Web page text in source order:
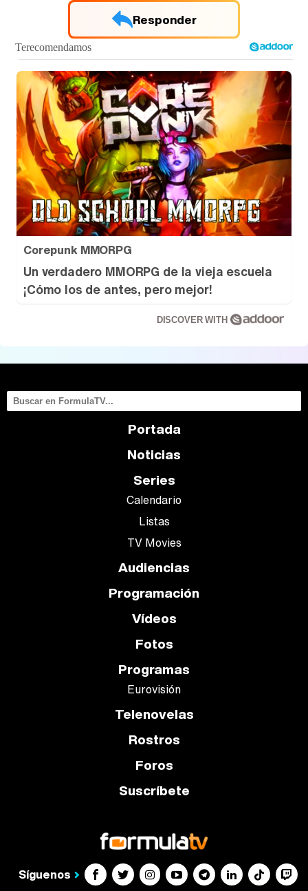
Tráiler en catalán de 'Ravalear', la nueva serie de HBO Max sobre los fondos buitre
Tráiler de la tercera temporada de 'The Walking Dead: Dead City' de AMC+
Responder
Corepunk MMORPG
Un verdadero MMORPG de la vieja escuela
¡Cómo los de antes, pero mejor!
DISCOVER WITH
Portada
Noticias
Series
Calendario
Listas
TV Movies
Audiencias
Programación
Vídeos
Fotos
Programas
Eurovisión
Telenovelas
Rostros
Foros
Suscríbete
Síguenos